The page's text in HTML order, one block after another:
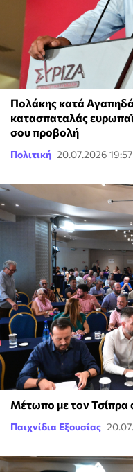
Πολάκης κατά
κατασπαταλάς
σου προβολή
Πολιτική 20.07.2026 19:57
Μέτωπο με τον Τσίπρα
Παιχνίδια Εξουσίας